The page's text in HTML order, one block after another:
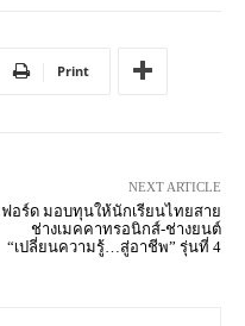
Print
NEXT ARTICLE
ฟอร์ด มอบทุนให้นักเรียนไทยสาย
ช่างเมคคาทรอนิกส์-ช่างยนต์
“เปลี่ยนความรู้…สู่อาชีพ” รุ่นที่ 4